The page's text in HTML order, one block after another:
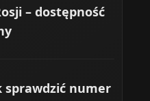
– dostępność
sprawdzić numer